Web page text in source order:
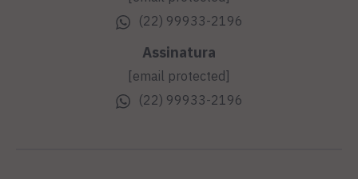
(22) 99933-2196
Assinatura
[email protected]
(22) 99933-2196